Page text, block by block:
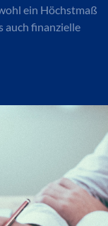
ein Höchstmaß
auch finanzielle